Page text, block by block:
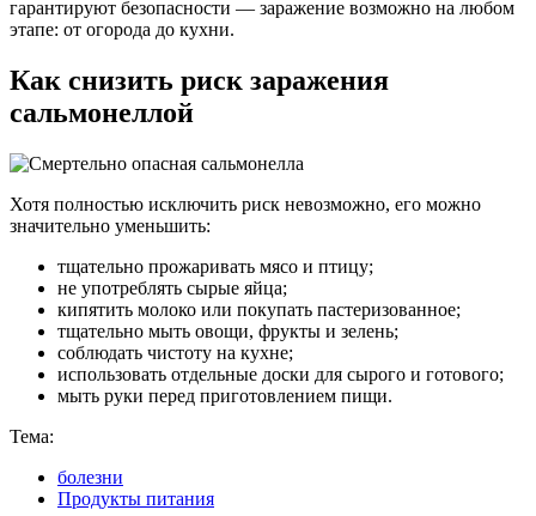
гарантируют безопасности — заражение возможно на любом
этапе: от огорода до кухни.
Как снизить риск заражения
сальмонеллой
Хотя полностью исключить риск невозможно, его можно
значительно уменьшить:
тщательно прожаривать мясо и птицу;
не употреблять сырые яйца;
кипятить молоко или покупать пастеризованное;
тщательно мыть овощи, фрукты и зелень;
соблюдать чистоту на кухне;
использовать отдельные доски для сырого и готового;
мыть руки перед приготовлением пищи.
Тема:
болезни
Продукты питания